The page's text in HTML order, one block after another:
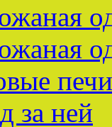
печи
за ней